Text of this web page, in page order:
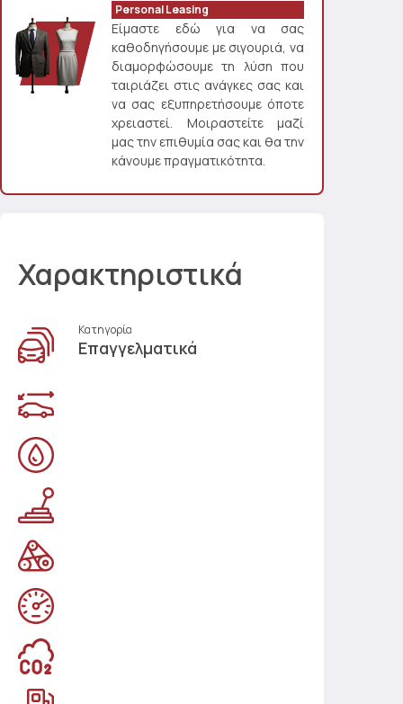
Personal Leasing
Είμαστε εδώ για να σας
καθοδηγήσουμε με σιγουριά, να
διαμορφώσουμε τη λύση που
ταιριάζει στις ανάγκες σας και
να σας εξυπηρετήσουμε όποτε
χρειαστεί. Μοιραστείτε μαζί
μας την επιθυμία σας και θα την
κάνουμε πραγματικότητα.
Χαρακτηριστικά
Κατηγορία
Επαγγελματικά